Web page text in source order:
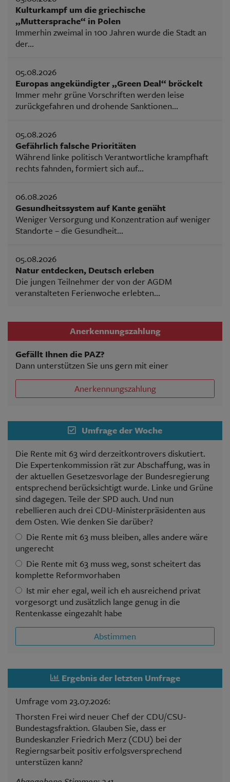
Kulturkampf um die griechische
„Muttersprache“ in Polen
Immerhin zweimal in 100 Jahren wurde die Stadt an
der...
05.08.2026
Europas angekündigter „Green Deal“ bröckelt
Immer mehr grüne Vorschriften werden leise
zurückgefahren und drohende Sanktionen...
05.08.2026
Gefährlich falsche Prioritäten
Während linke politisch Verantwortliche krampfhaft
rechts fahnden, formiert sich auf...
06.08.2026
Gesundheitssystem auf Kante genäht
Weniger Versorgung und Konzentration auf weniger
Standorte – die Gesundheit...
05.08.2026
Natur entdecken, Deutsch erleben
Die jungen Teilnehmer der von der AGDM
veranstalteten Ferienwoche erlebten...
Anerkennungszahlung
Gefällt Ihnen die PAZ?
Dann unterstützen Sie uns gern mit einer
Anerkennungszahlung
Umfrage der Woche
Die Rente mit 63 wird derzeitkontrovers diskutiert.
Die Expertenkommission rät zur Abschaffung, was in
der aktuellen Gesetzesvorlage der Bundesregierung
entsprechend berücksichtigt wurde. Linke und Grüne
sind dagegen. Teile der SPD auch. Und nun
rebellieren auch drei CDU-Ministerpräsidenten aus
dem Osten. Wie denken Sie darüber?
Die Rente mit 63 muss bleiben, alles andere wäre
ungerecht
Die Rente mit 63 muss weg, sonst scheitert das
komplette Reformvorhaben
Ist mir eher egal, weil ich eh ausreichend privat
vorgesorgt und zusätzlich lange genug in die
Rentenkasse eingezahlt habe
Abstimmen
Ergebnis der letzten Umfrage
Umfrage vom 23.07.2026:
Thorsten Frei wird neuer Chef der CDU/CSU-
Bundestagsfraktion. Glauben Sie, dass er
Bundeskanzler Friedrich Merz (CDU) bei der
Regierngsarbeit positiv erfolgsversprechend
unterstüzen kann?